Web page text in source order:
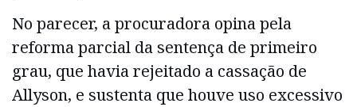
No parecer, a procuradora opina pela
reforma parcial da sentença de primeiro
grau, que havia rejeitado a cassação de
Allyson, e sustenta que houve uso excessivo